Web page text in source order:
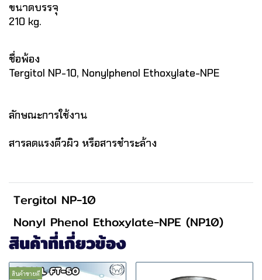
ขนาดบรรจุ
210 kg.
ชื่อพ้อง
Tergitol NP-10, Nonylphenol Ethoxylate-NPE
ลักษณะการใช้งาน
สารลดแรงตึวผิว หรือสารชำระล้าง
Tergitol NP-10
Nonyl Phenol Ethoxylate-NPE (NP10)
สินค้าที่เกี่ยวข้อง
สินค้าขายดี